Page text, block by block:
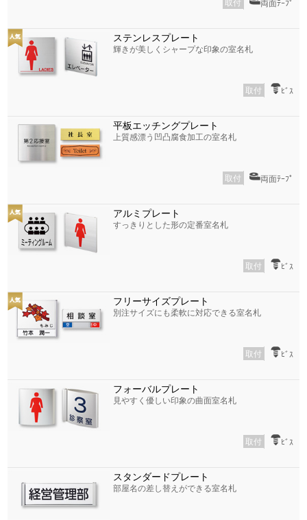
取付 両面ﾃｰﾌﾟ
ステンレスプレート
輝きが美しくシャープな印象の室名札
取付 ﾋﾞｽ
平板エッチングプレート
上質感漂う凹凸腐食加工の室名札
取付 両面ﾃｰﾌﾟ
アルミプレート
すっきりとした形の定番室名札
取付 ﾋﾞｽ
フリーサイズプレート
別注サイズにも柔軟に対応できる室名札
取付 ﾋﾞｽ
フォーバルプレート
見やすく優しい印象の曲面室名札
取付 ﾋﾞｽ
スタンダードプレート
部屋名の差し替えができる室名札